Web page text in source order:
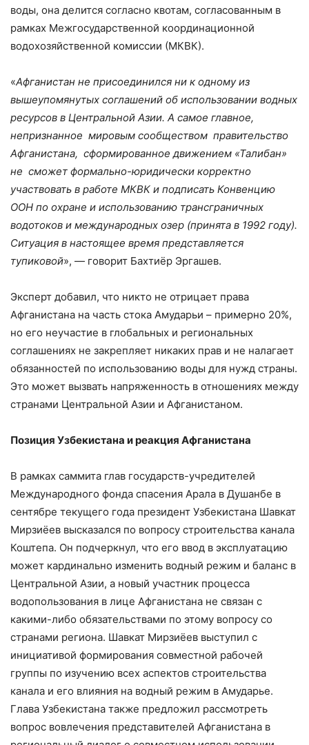
воды, она делится согласно квотам, согласованным в
рамках Межгосударственной координационной
водохозяйственной комиссии (МКВК).
«Афганистан не присоединился ни к одному из
вышеупомянутых соглашений об использовании водных
ресурсов в Центральной Азии. А самое главное,
непризнанное мировым сообществом правительство
Афганистана, сформированное движением «Талибан»
не сможет формально-юридически корректно
участвовать в работе МКВК и подписать Конвенцию
ООН по охране и использованию трансграничных
водотоков и международных озер (принята в 1992 году).
Ситуация в настоящее время представляется
тупиковой», — говорит Бахтиёр Эргашев.
Эксперт добавил, что никто не отрицает права
Афганистана на часть стока Амударьи – примерно 20%,
но его неучастие в глобальных и региональных
соглашениях не закрепляет никаких прав и не налагает
обязанностей по использованию воды для нужд страны.
Это может вызвать напряженность в отношениях между
странами Центральной Азии и Афганистаном.
Позиция Узбекистана и реакция Афганистана
В рамках саммита глав государств-учредителей
Международного фонда спасения Арала в Душанбе в
сентябре текущего года президент Узбекистана Шавкат
Мирзиёев высказался по вопросу строительства канала
Коштепа. Он подчеркнул, что его ввод в эксплуатацию
может кардинально изменить водный режим и баланс в
Центральной Азии, а новый участник процесса
водопользования в лице Афганистана не связан с
какими-либо обязательствами по этому вопросу со
странами региона. Шавкат Мирзиёев выступил с
инициативой формирования совместной рабочей
группы по изучению всех аспектов строительства
канала и его влияния на водный режим в Амударье.
Глава Узбекистана также предложил рассмотреть
вопрос вовлечения представителей Афганистана в